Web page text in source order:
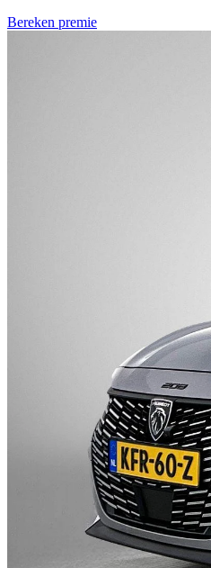
Bereken premie